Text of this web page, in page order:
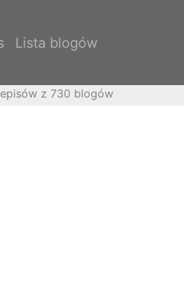
Lista blogów
z 730 blogów